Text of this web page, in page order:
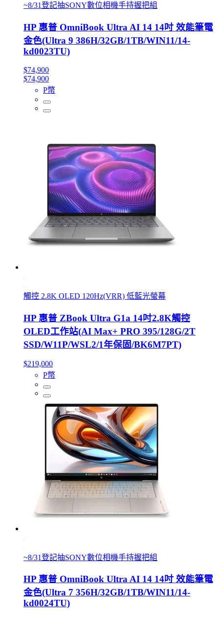
~8/31登記抽SONY數位相機手持握把組
HP 惠普 OmniBook Ultra AI 14 14吋 效能筆電
金色(Ultra 9 386H/32GB/1TB/WIN11/14-
kd0023TU)
$74,900
$74,900
P幣
觸控 2.8K OLED 120Hz(VRR) 低藍光螢幕
HP 惠普 ZBook Ultra G1a 14吋2.8K觸控
OLED工作站(AI Max+ PRO 395/128G/2T
SSD/W11P/WSL2/1年保固/BK6M7PT)
$219,000
P幣
~8/31登記抽SONY數位相機手持握把組
HP 惠普 OmniBook Ultra AI 14 14吋 效能筆電
金色(Ultra 7 356H/32GB/1TB/WIN11/14-
kd0024TU)